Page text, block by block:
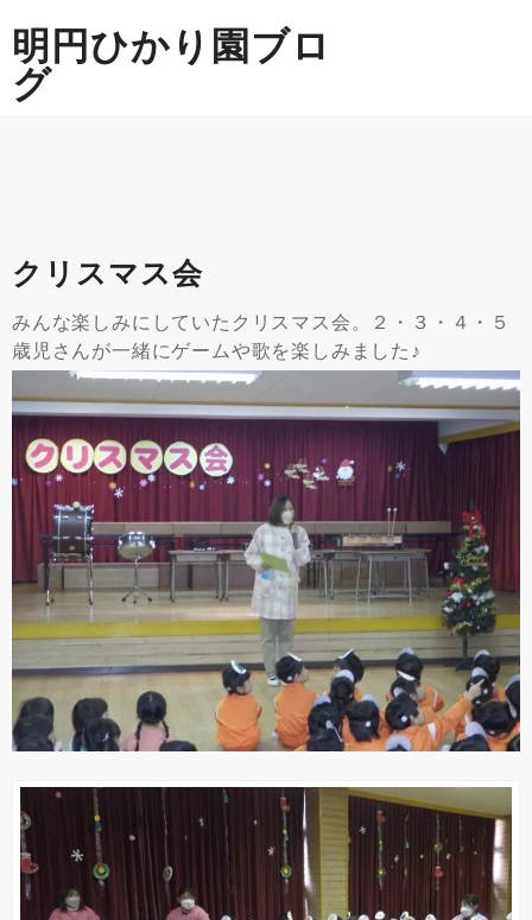
to
content
明円ひかり園ブロ
グ
クリスマス会
みんな楽しみにしていたクリスマス会。２・３・４・５
歳児さんが一緒にゲームや歌を楽しみました♪